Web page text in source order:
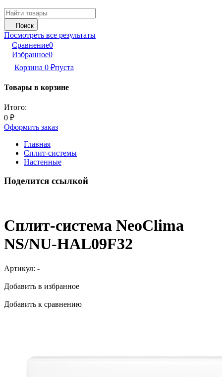
Поиск
Посмотреть все результаты
Сравнение0
Избранное0
Корзина 0 ₽пуста
Товары в корзине
Итого:
0 ₽
Оформить заказ
Главная
Сплит-системы
Настенные
Поделится ссылкой
Сплит-система NeoClima
NS/NU-HAL09F32
Артикул: -
Добавить в избранное
Добавить к сравнению